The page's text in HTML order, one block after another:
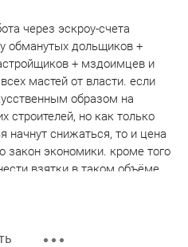
через эскроу-счета
обманутых дольщиков +
+ мздоимцев и
мастей от власти. если
образом на
строителей, но как только
снижаться, то и цена
закон экономики. кроме того
взятки в таком объёме
бизнеспланы и
финансирование то будет
как прежде. да банкам
но и покупателям тоже